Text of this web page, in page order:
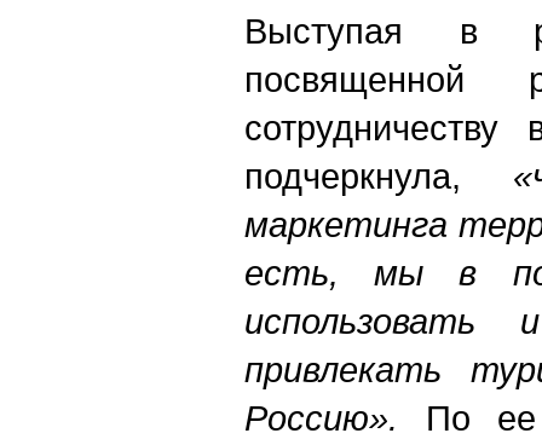
Выступая в
посвященной
подчеркнула,
маркетинга
есть, мы в
привлекать
Россию». По